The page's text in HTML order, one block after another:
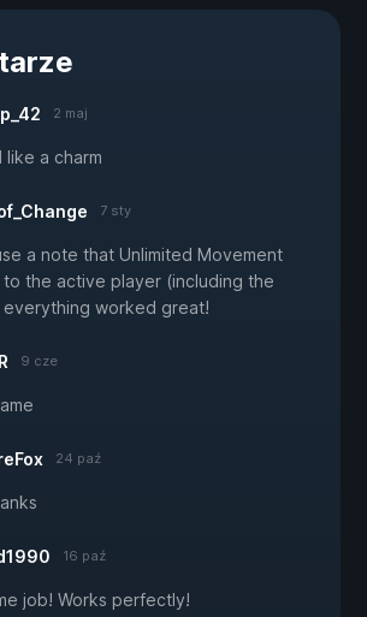
2 maj
a charm
7 sty
a note that Unlimited Movement
to the active player (including the
everything worked great!
9 cze
24 paź
16 paź
job! Works perfectly!